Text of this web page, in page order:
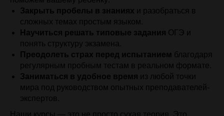
Закрыть пробелы в знаниях и разобраться в
сложных темах простым языком.
Научиться решать типовые задания ОГЭ и
понять структуру экзамена.
Преодолеть страх перед испытанием благодаря
регулярным пробным тестам в реальном формате.
Заниматься в удобное время из любой точки
мира под руководством опытных преподавателей-
экспертов.
Наши курсы — это не просто сухая теория. Это